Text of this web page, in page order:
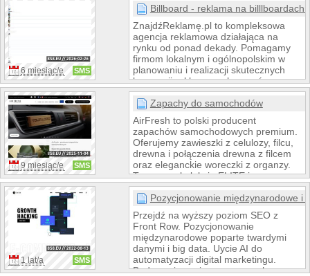
rollupy, oklejamy samochody osobowe
znakowanie odzieży w postaci haftu
oraz termotransferu. U nas zamówisz
baner, siatkę mesh, folię, wizytówki,
ulotki. Posiadamy własny park
maszynowy, frezarki, lasery, plotery
tnące i drukujące.
6 miesiąc/e SMS
Billboard - reklama na
ZnajdźReklamę.pl to kompleksowa
agencja reklamowa działająca na
rynku od ponad dekady. Pomagamy
firmom lokalnym i ogólnopolskim w
planowaniu i realizacji skutecznych
kampanii reklamowych – zarówno
outdoorowych, jak i internetowych.
Dysponujemy największą w Polsce
jak billboardy, citylighty, reklama w
komunikacji miejskiej czy DOOH. Z
nami oszczędzasz czas i zasoby –
jedną umową i jedną fakturą
realizujemy kampanie dopasowane do
Twoich celów marketingowych. Zaufaj
ekspertom
9 miesiąc/e SMS
Zapachy do samochodów
AirFresh to polski producent
zapachów samochodowych premium.
Oferujemy zawieszki z celulozy, filcu,
drewna i połączenia drewna z filcem
oraz eleganckie woreczki z organzy.
Tworzymy kolekcje ELITE i
KULTOWE, inspirowane światowymi
perfumami i polskim kinem. Dla firm
realizujemy projekty Private Label –
personalizowane zapachy z logo,
kształtem i opakowaniem
dopasowanym do marki. Zapach,
który opowiada historię.
1 lat/a SMS
Pozycjonowanie międzynarodowe i
Przejdź na wyższy poziom SEO z
Front Row. Pozycjonowanie
międzynarodowe poparte twardymi
danymi i big data. Uycie AI do
automatyzacji digital marketingu.
Budowanie zasięgu na nowych